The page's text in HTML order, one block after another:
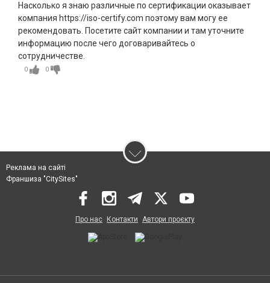
Насколько я знаю различные по сертификации оказывает
компания https://iso-certify.com поэтому вам могу ее
рекомендовать. Посетите сайт компании и там уточните
информацию после чего договаривайтесь о
сотрудничестве.
0 0
Реклама на сайті
Франшиза "CitySites"
Про нас Контакти Автори проєкту